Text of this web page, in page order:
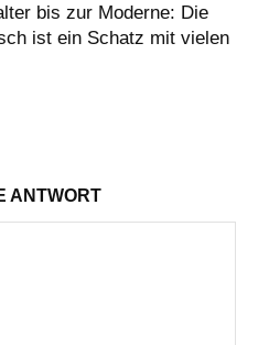
bis zur Moderne: Die
ist ein Schatz mit vielen
ANTWORT